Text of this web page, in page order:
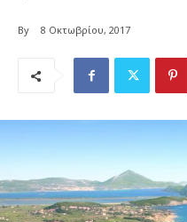
By 8 Οκτωβρίου, 2017